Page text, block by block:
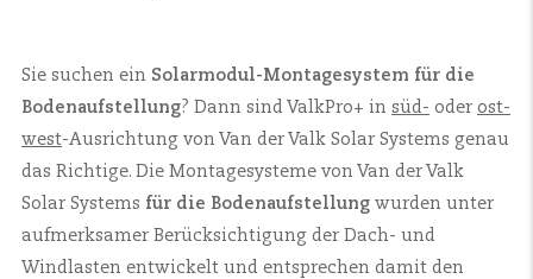
Sie suchen ein Solarmodul-Montagesystem für die
Bodenaufstellung? Dann sind ValkPro+ in süd- oder ost-
west-Ausrichtung von Van der Valk Solar Systems genau
das Richtige. Die Montagesysteme von Van der Valk
Solar Systems für die Bodenaufstellung wurden unter
aufmerksamer Berücksichtigung der Dach- und
Windlasten entwickelt und entsprechen damit den